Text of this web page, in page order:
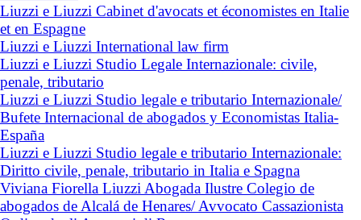
Liuzzi e Liuzzi Cabinet d'avocats et économistes en Italie
et en Espagne
Liuzzi e Liuzzi International law firm
Liuzzi e Liuzzi Studio Legale Internazionale: civile,
penale, tributario
Liuzzi e Liuzzi Studio legale e tributario Internazionale/
Bufete Internacional de abogados y Economistas Italia-
España
Liuzzi e Liuzzi Studio legale e tributario Internazionale:
Diritto civile, penale, tributario in Italia e Spagna
Viviana Fiorella Liuzzi Abogada Ilustre Colegio de
abogados de Alcalá de Henares/ Avvocato Cassazionista